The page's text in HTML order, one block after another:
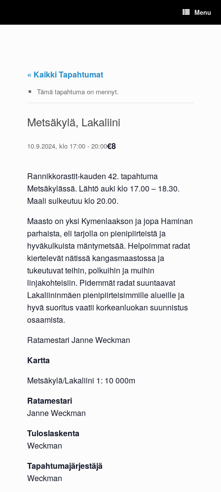
content
Menu
« Kaikki Tapahtumat
Tämä tapahtuma on mennyt.
Metsäkylä, Lakaliini
10.9.2024, klo 17:00 - 20:00€8
Rannikkorastit-kauden 42. tapahtuma
Metsäkylässä. Lähtö auki klo 17.00 – 18.30.
Maali sulkeutuu klo 20.00.
Maasto on yksi Kymenlaakson ja jopa Haminan
parhaista, eli tarjolla on pienipiirteistä ja
hyväkulkuista mäntymetsää. Helpoimmat radat
kiertelevät nätissä kangasmaastossa ja
tukeutuvat teihin, polkuihin ja muihin
linjakohteisiin. Pidemmät radat suuntaavat
Lakaliininmäen pienipiirteisimmille alueille ja
hyvä suoritus vaatii korkeanluokan suunnistus
osaamista.
Ratamestari Janne Weckman
Kartta
Metsäkylä/Lakaliini 1: 10 000m
Ratamestari
Janne Weckman
Tuloslaskenta
Weckman
Tapahtumajärjestäjä
Weckman